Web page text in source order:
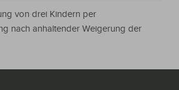
von drei Kindern per
nach anhaltender Weigerung der